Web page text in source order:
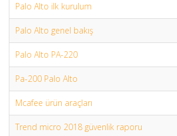
Palo Alto ilk kurulum
Palo Alto genel bakış
Palo Alto PA-220
Pa-200 Palo Alto
Mcafee ürün araçları
Trend micro 2018 güvenlik raporu